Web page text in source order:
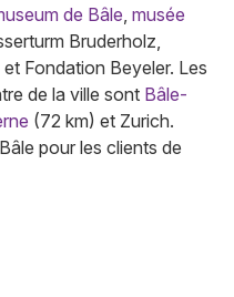
de Bâle musée
Bruderholz,
Fondation Beyeler. Les
de la ville sont Bâle-
(72 km) et Zurich.
pour les clients de